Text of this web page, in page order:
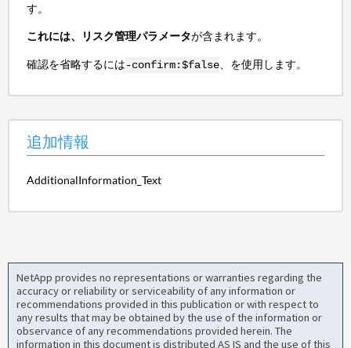
す。
これには、リスク管理パラメータが含まれます。
確認を省略するには-confirm:$false、を使用します。
追加情報
AdditionalInformation_Text
NetApp provides no representations or warranties regarding the
accuracy or reliability or serviceability of any information or
recommendations provided in this publication or with respect to
any results that may be obtained by the use of the information or
observance of any recommendations provided herein. The
information in this document is distributed AS IS and the use of this